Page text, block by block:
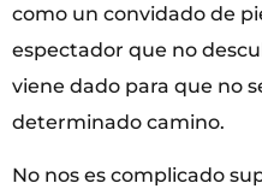
como un convidado de
espectador que no
viene dado para que no
determinado camino.
No nos es complicado